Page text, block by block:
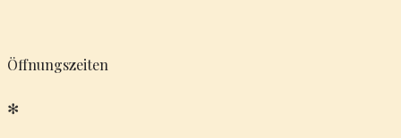
Öffnungszeiten
✻